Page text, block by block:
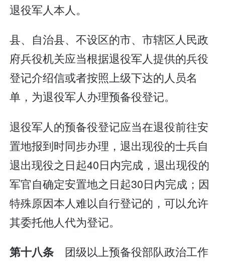
退役军人本人。
县、自治县、不设区的市、市辖区人民政
府兵役机关应当根据退役军人提供的兵役
登记介绍信或者按照上级下达的人员名
单，为退役军人办理预备役登记。
退役军人的预备役登记应当在退役前往安
置地报到时同步办理，退出现役的士兵自
退出现役之日起40日内完成，退出现役的
军官自确定安置地之日起30日内完成；因
特殊原因本人难以自行登记的，可以允许
其委托他人代为登记。
第十八条 团级以上预备役部队政治工作